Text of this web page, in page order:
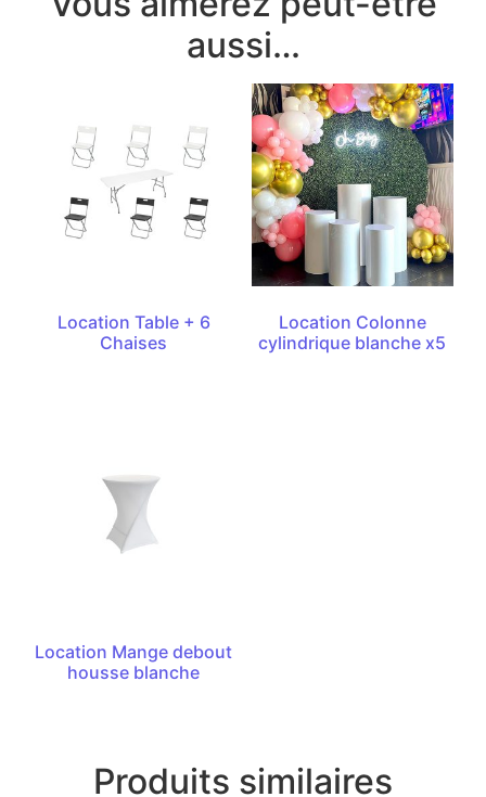
aussi…
Location Table + 6
Chaises
Location Colonne
cylindrique blanche x5
Location Mange debout
housse blanche
Produits similaires